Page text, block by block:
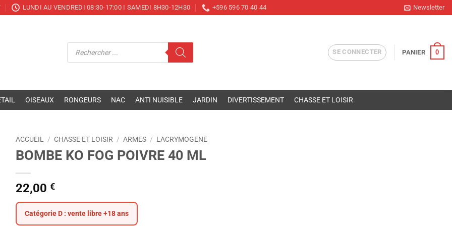
LUNDI AU VENDREDI 08:30-17:00 I SAMEDI 8H30-12H30 +596 596 70 40 44 Newsletter
Recherche
SE CONNECTER PANIER 0
OISEAUX RONGEURS NAC ANTI NUISIBLE JARDIN DIVERTISSEMENT CHASSE ET LOISIR
ACCUEIL / CHASSE ET LOISIR / ARMES / LACRYMOGENE
BOMBE KO FOG POIVRE 40 ML
22,00 €
Catégorie D : vente libre +18 ans